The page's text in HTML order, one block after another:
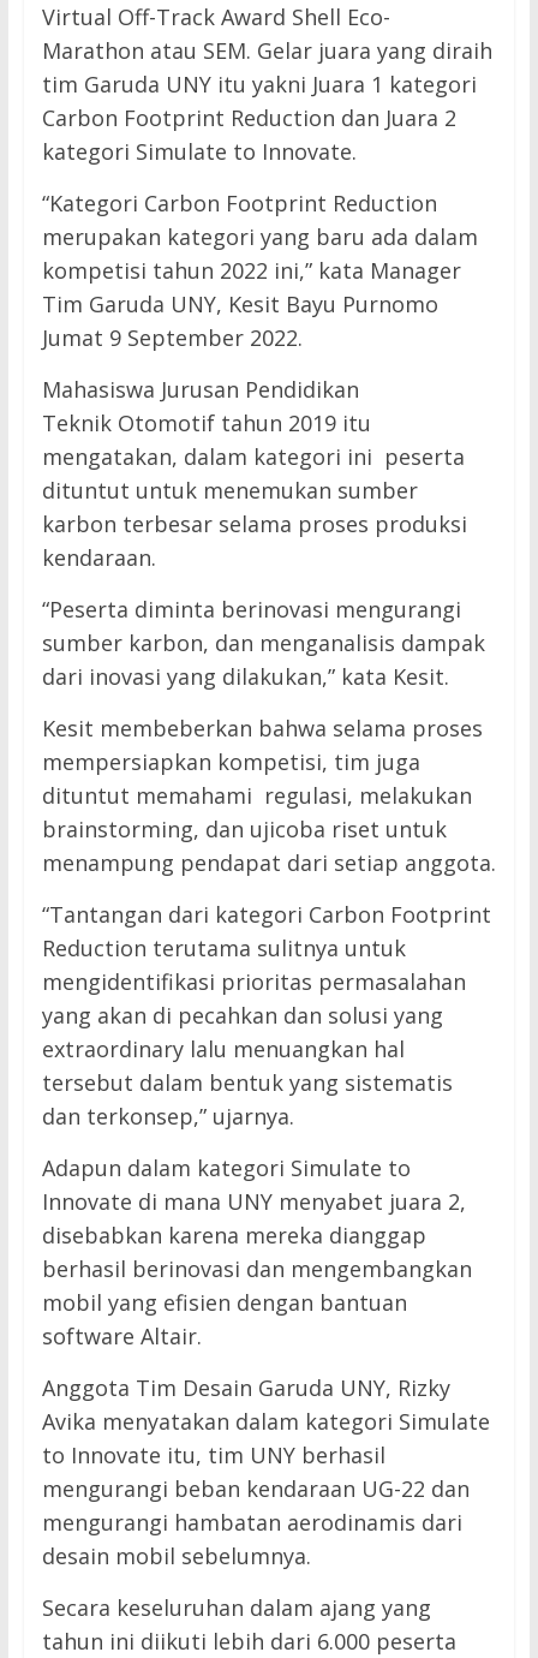
Virtual Off-Track Award Shell Eco-
Marathon atau SEM. Gelar juara yang diraih
tim Garuda UNY itu yakni Juara 1 kategori
Carbon Footprint Reduction dan Juara 2
kategori Simulate to Innovate.
“Kategori Carbon Footprint Reduction
merupakan kategori yang baru ada dalam
kompetisi tahun 2022 ini,” kata Manager
Tim Garuda UNY, Kesit Bayu Purnomo
Jumat 9 September 2022.
Mahasiswa Jurusan Pendidikan
Teknik Otomotif tahun 2019 itu
mengatakan, dalam kategori ini peserta
dituntut untuk menemukan sumber
karbon terbesar selama proses produksi
kendaraan.
“Peserta diminta berinovasi mengurangi
sumber karbon, dan menganalisis dampak
dari inovasi yang dilakukan,” kata Kesit.
Kesit membeberkan bahwa selama proses
mempersiapkan kompetisi, tim juga
dituntut memahami regulasi, melakukan
brainstorming, dan ujicoba riset untuk
menampung pendapat dari setiap anggota.
“Tantangan dari kategori Carbon Footprint
Reduction terutama sulitnya untuk
mengidentifikasi prioritas permasalahan
yang akan di pecahkan dan solusi yang
extraordinary lalu menuangkan hal
tersebut dalam bentuk yang sistematis
dan terkonsep,” ujarnya.
Adapun dalam kategori Simulate to
Innovate di mana UNY menyabet juara 2,
disebabkan karena mereka dianggap
berhasil berinovasi dan mengembangkan
mobil yang efisien dengan bantuan
software Altair.
Anggota Tim Desain Garuda UNY, Rizky
Avika menyatakan dalam kategori Simulate
to Innovate itu, tim UNY berhasil
mengurangi beban kendaraan UG-22 dan
mengurangi hambatan aerodinamis dari
desain mobil sebelumnya.
Secara keseluruhan dalam ajang yang
tahun ini diikuti lebih dari 6.000 peserta